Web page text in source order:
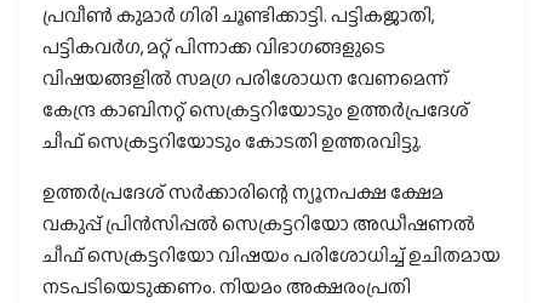
പ്രവീണ്‍ കുമാര്‍ ഗിരി ചൂണ്ടിക്കാട്ടി. പട്ടികജാതി,
പട്ടികവര്‍ഗ, മറ്റ് പിന്നാക്ക വിഭാഗങ്ങളുടെ
വിഷയങ്ങളില്‍ സമഗ്ര പരിശോധന വേണമെന്ന്
കേന്ദ്ര കാബിനറ്റ് സെക്രട്ടറിയോടും ഉത്തര്‍പ്രദേശ്
ചീഫ് സെക്രട്ടറിയോടും കോടതി ഉത്തരവിട്ടു.
ഉത്തര്‍പ്രദേശ് സര്‍ക്കാരിന്റെ ന്യൂനപക്ഷ ക്ഷേമ
വകുപ്പ് പ്രിന്‍സിപ്പല്‍ സെക്രട്ടറിയോ അഡീഷണല്‍
ചീഫ് സെക്രട്ടറിയോ വിഷയം പരിശോധിച്ച് ഉചിതമായ
നടപടിയെടുക്കണം. നിയമം അക്ഷരംപ്രതി